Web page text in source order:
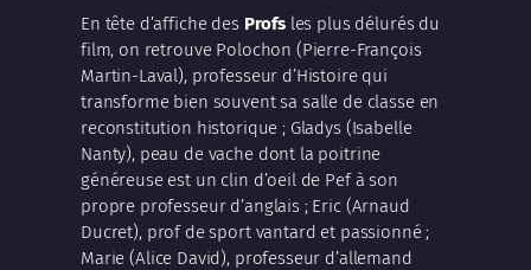
En tête d’affiche des Profsles plus délurés du
film, on retrouve Polochon (Pierre-François
Martin-Laval), professeur d’Histoire qui
transforme bien souvent sa salle de classe en
reconstitution historique ; Gladys (Isabelle
Nanty), peau de vache dont la poitrine
généreuse est un clin d’oeil de Pefà son
propre professeur d’anglais ; Eric (Arnaud
Ducret), prof de sport vantard et passionné ;
Marie (Alice David), professeur d’allemand